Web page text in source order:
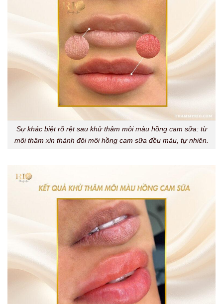
Sự khác biệt rõ rệt sau khử thâm môi màu hồng cam sữa: từ
môi thâm xỉn thành đôi môi hồng cam sữa đều màu, tự nhiên.